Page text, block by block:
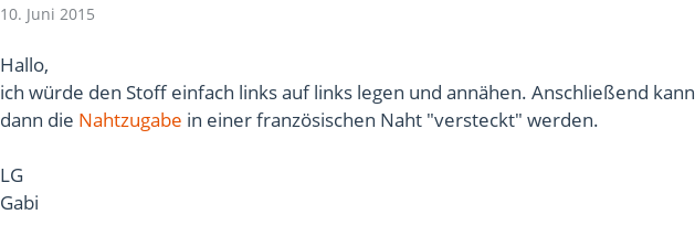
10. Juni 2015
Hallo,
ich würde den Stoff einfach links auf links legen und annähen. Anschließend kann
dann die Nahtzugabe in einer französischen Naht "versteckt" werden.
LG
Gabi